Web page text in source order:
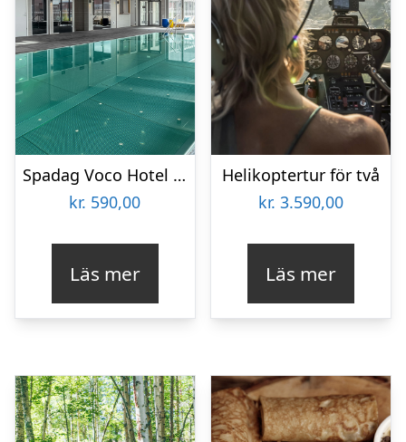
Spadag Voco Hotel för två
kr. 590,00
Läs mer
Helikoptertur för två
kr. 3.590,00
Läs mer